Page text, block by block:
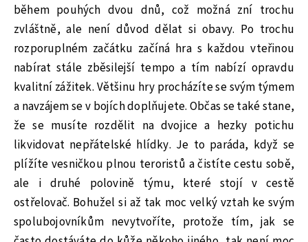
během pouhých dvou dnů, což možná zní trochu
zvláštně, ale není důvod dělat si obavy. Po trochu
rozporuplném začátku začíná hra s každou vteřinou
nabírat stále zběsilejší tempo a tím nabízí opravdu
kvalitní zážitek. Většinu hry procházíte se svým týmem
a navzájem se v bojích doplňujete. Občas se také stane,
že se musíte rozdělit na dvojice a hezky potichu
likvidovat nepřátelské hlídky. Je to paráda, když se
plížíte vesničkou plnou teroristů a čistíte cestu sobě,
ale i druhé polovině týmu, které stojí v cestě
ostřelovač. Bohužel si až tak moc velký vztah ke svým
spolubojovníkům nevytvoříte, protože tím, jak se